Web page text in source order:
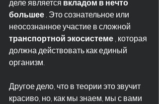
деле является вкладом в нечто
большее . Это сознательное или
неосознанное участие в сложной
транспортной экосистеме , которая
должна действовать как единый
организм.
Другое дело, что в теории это звучит
красиво, но, как мы знаем, мы с вами